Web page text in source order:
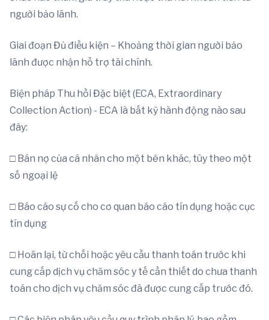
người bảo lãnh.
Giai đoạn Đủ điều kiện – Khoảng thời gian người bảo
lãnh được nhận hỗ trợ tài chính.
Biện pháp Thu hồi Đặc biệt (ECA, Extraordinary
Collection Action) - ECA là bất kỳ hành động nào sau
đây:
□ Bán nợ của cá nhân cho một bên khác, tùy theo một
số ngoại lệ
□ Báo cáo sự cố cho cơ quan báo cáo tín dụng hoặc cục
tín dụng
□ Hoãn lại, từ chối hoặc yêu cầu thanh toán trước khi
cung cấp dịch vụ chăm sóc y tế cần thiết do chưa thanh
toán cho dịch vụ chăm sóc đã được cung cấp trước đó.